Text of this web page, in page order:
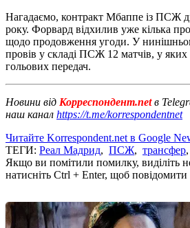
Нагадаємо, контракт Мбаппе із ПСЖ
року. Форвард відхилив уже кілька
щодо продовження угоди. У
провів у складі ПСЖ 12 матчів, у яких
гольових передач.
Новини від Корреспондент.netв
наш канал https://t.me/korrespondentnet
Читайте Korrespondent.net в Google
ТЕГИ: Реал Мадрид, ПСЖ, трансфер,
Якщо ви помітили помилку, виділіть
натисніть Ctrl + Enter, щоб